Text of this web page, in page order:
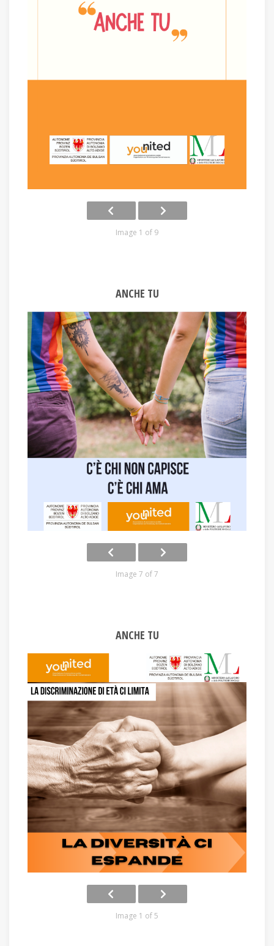
Image 1 of 9
ANCHE TU
Image 7 of 7
ANCHE TU
Image 1 of 5